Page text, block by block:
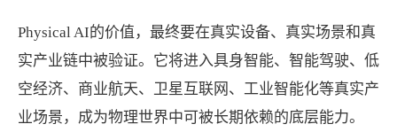
Physical AI的价值，最终要在真实设备、真实场景和真
实产业链中被验证。它将进入具身智能、智能驾驶、低
空经济、商业航天、卫星互联网、工业智能化等真实产
业场景，成为物理世界中可被长期依赖的底层能力。